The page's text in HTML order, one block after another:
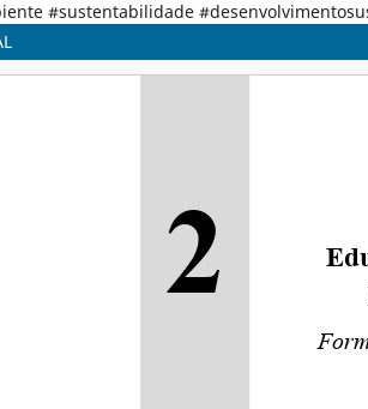
#sustentabilidade